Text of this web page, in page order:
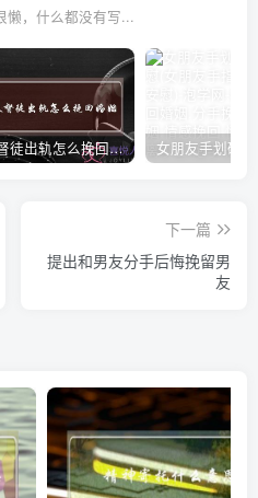
懒，什么都没有写...
基督徒出轨怎么挽回婚姻(基督徒面对出轨婚姻)
下一篇
提出和男友分手后悔挽留男
友